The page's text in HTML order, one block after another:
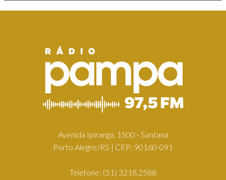
Avenida Ipiranga, 1500 - Santana
Porto Alegre/RS | CEP: 90160-091
Telefone: (51) 3218.2588